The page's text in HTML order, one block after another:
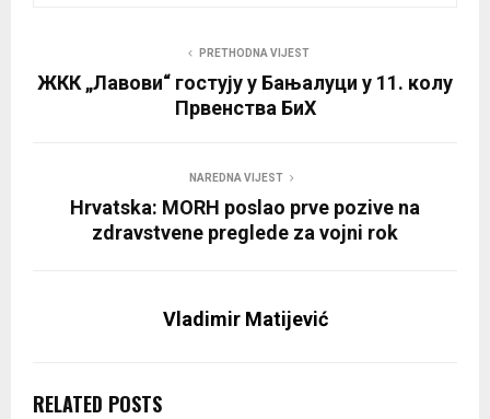
PRETHODNA VIJEST
ЖКК „Лавови“ гостују у Бањалуци у 11. колу
Првенства БиХ
NAREDNA VIJEST
Hrvatska: MORH poslao prve pozive na
zdravstvene preglede za vojni rok
Vladimir Matijević
RELATED POSTS